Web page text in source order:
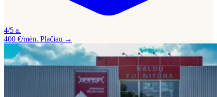
4/5 a.
400 €/mėn. Plačiau →